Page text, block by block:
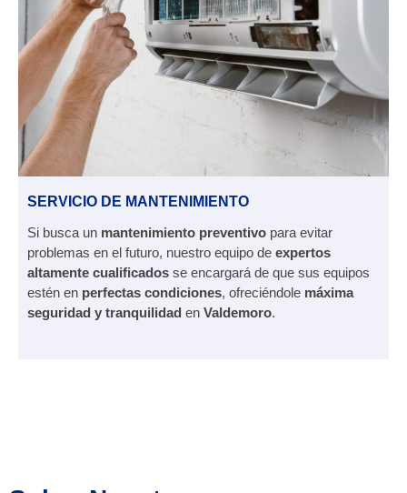
SERVICIO DE MANTENIMIENTO
Si busca un mantenimiento preventivo para evitar
problemas en el futuro, nuestro equipo de expertos
altamente cualificados se encargará de que sus equipos
estén en perfectas condiciones, ofreciéndole máxima
seguridad y tranquilidad en Valdemoro.